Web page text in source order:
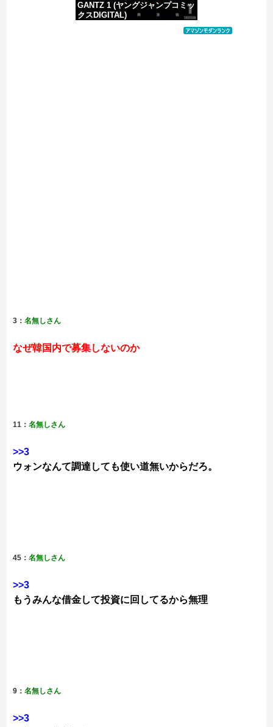
GANTZ 1 (ヤングジャンプコミッ
クスDIGITAL)
価格：¥100
3：名無しさん
なぜ韓国内で募集しないのか
11：名無しさん
>>3
ウォンなんて調達しても使い道無いからだろ。
45：名無しさん
>>3
もうみんな借金して投資に回してるから無理
9：名無しさん
>>3